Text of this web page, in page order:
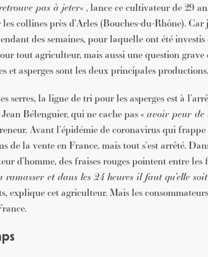
pas à jeter« , lance ce cultivateur de 29
collines près d’Arles (Bouches-du-Rhône). Car
des semaines, pour laquelle ont été investis
tout agriculteur, mais aussi une question grave
et asperges sont les deux principales productions.
serres, la ligne de tri pour les asperges est à
Bélenguier, qui ne cache pas « avoir peur de
Avant l’épidémie de coronavirus qui
de la vente en France, mais tout s’est arrêté.
d’homme, des fraises rouges pointent entre les
et dans les 24 heures il faut qu’elle
explique cet agriculteur. Mais les